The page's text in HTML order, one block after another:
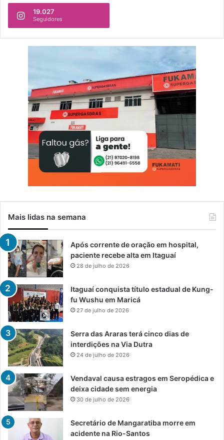
19.027
Seguidores
Mais lidas na semana
Após corrente de oração em hospital,
paciente recebe alta em Itaguaí
28 de julho de 2026
Itaguaí conquista título estadual de Kung-
fu Wushu em Maricá
27 de julho de 2026
Serra das Araras terá cinco dias de
interdições na Via Dutra
24 de julho de 2026
Vendaval causa estragos em Seropédica e
deixa cidade sem energia
30 de julho de 2026
Secretário de Mangaratiba morre em
acidente na Rio-Santos